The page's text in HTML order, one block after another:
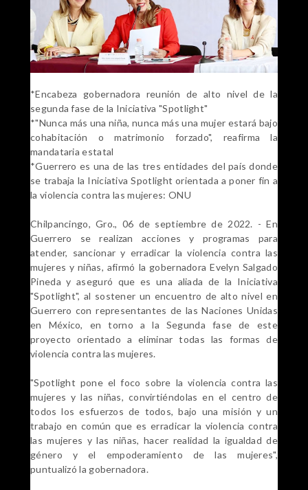
*Encabeza gobernadora reunión de alto nivel de la
segunda fase de la Iniciativa "Spotlight"
*"Nunca más una niña, nunca más una mujer estará bajo
cohabitación o matrimonio forzado", reafirma la
mandataria estatal
*Guerrero es una de las tres entidades del país donde
se trabaja la Iniciativa Spotlight orientada a poner fin a
la violencia contra las mujeres: ONU
Chilpancingo, Gro., 06 de septiembre de 2022. - En
Guerrero se realizan acciones y programas para
atender, sancionar y erradicar la violencia contra las
mujeres y niñas, afirmó la gobernadora Evelyn Salgado
Pineda y aseguró que es una aliada de la Iniciativa
"Spotlight", al sostener un encuentro de alto nivel en
Guerrero con representantes de las Naciones Unidas
en México, en torno a la Segunda fase de este
proyecto orientado a eliminar todas las formas de
violencia contra las mujeres.
"Spotlight pone el foco sobre la violencia contra las
mujeres y las niñas, convirtiéndolas en el centro de
todos los esfuerzos de todos, bajo una misión y un
trabajo en común que es erradicar la violencia contra
las mujeres y las niñas, hacer realidad la igualdad de
género y el empoderamiento de las mujeres",
puntualizó la gobernadora.